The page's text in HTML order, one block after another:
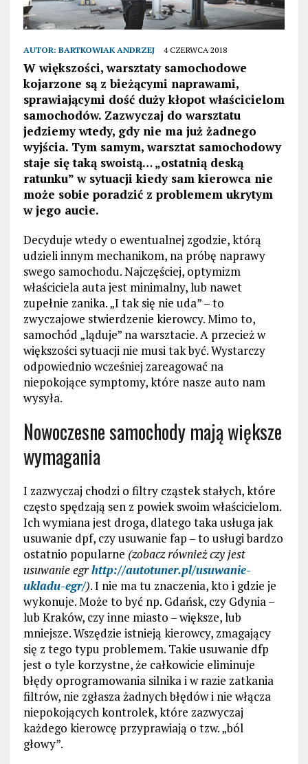
AUTOR: BARTKOWIAK ANDRZEJ 4 CZERWCA 2018
W większości, warsztaty samochodowe
kojarzone są z bieżącymi naprawami,
sprawiającymi dość duży kłopot właścicielom
samochodów. Zazwyczaj do warsztatu
jedziemy wtedy, gdy nie ma już żadnego
wyjścia. Tym samym, warsztat samochodowy
staje się taką swoistą… „ostatnią deską
ratunku” w sytuacji kiedy sam kierowca nie
może sobie poradzić z problemem ukrytym
w jego aucie.
Decyduje wtedy o ewentualnej zgodzie, którą
udzieli innym mechanikom, na próbę naprawy
swego samochodu. Najczęściej, optymizm
właściciela auta jest minimalny, lub nawet
zupełnie zanika. „I tak się nie uda” – to
zwyczajowe stwierdzenie kierowcy. Mimo to,
samochód „ląduje” na warsztacie. A przecież w
większości sytuacji nie musi tak być. Wystarczy
odpowiednio wcześniej zareagować na
niepokojące symptomy, które nasze auto nam
wysyła.
Nowoczesne samochody mają większe
wymagania
I zazwyczaj chodzi o filtry cząstek stałych, które
często spędzają sen z powiek swoim właścicielom.
Ich wymiana jest droga, dlatego taka usługa jak
usuwanie dpf, czy usuwanie fap – to usługi bardzo
ostatnio popularne (zobacz również czy jest
usuwanie egrhttp://autotuner.pl/usuwanie-
ukladu-egr/). I nie ma tu znaczenia, kto i gdzie je
wykonuje. Może to być np. Gdańsk, czy Gdynia –
lub Kraków, czy inne miasto – większe, lub
mniejsze. Wszędzie istnieją kierowcy, zmagający
się z tego typu problemem. Takie usuwanie dfp
jest o tyle korzystne, że całkowicie eliminuje
błędy oprogramowania silnika i w razie zatkania
filtrów, nie zgłasza żadnych błędów i nie włącza
niepokojących kontrolek, które zazwyczaj
każdego kierowcę przyprawiają o tzw. „ból
głowy”.